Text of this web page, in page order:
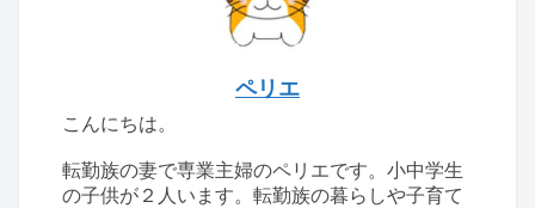
ペリエ
こんにちは。
転勤族の妻で専業主婦のペリエです。小中学生
の子供が２人います。転勤族の暮らしや子育て